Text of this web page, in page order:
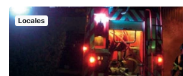
Locales